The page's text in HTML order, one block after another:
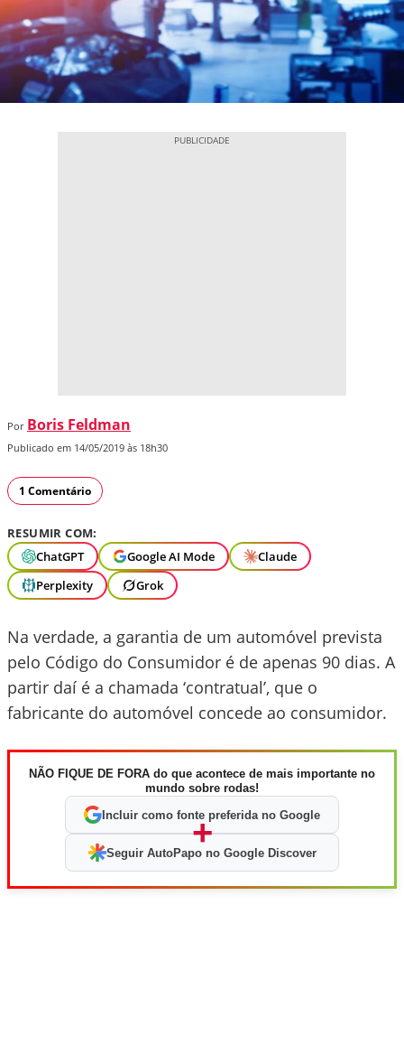
Por Boris Feldman
Publicado em 14/05/2019 às 18h30
1 Comentário
RESUMIR COM:
ChatGPT
Google AI Mode
Claude
Perplexity
Grok
Na verdade, a garantia de um automóvel prevista
pelo Código do Consumidor é de apenas 90 dias. A
partir daí é a chamada ‘contratual’, que o
fabricante do automóvel concede ao consumidor.
NÃO FIQUE DE FORA do que acontece de mais importante no
mundo sobre rodas!
Incluir como fonte preferida no Google
+
Seguir AutoPapo no Google Discover